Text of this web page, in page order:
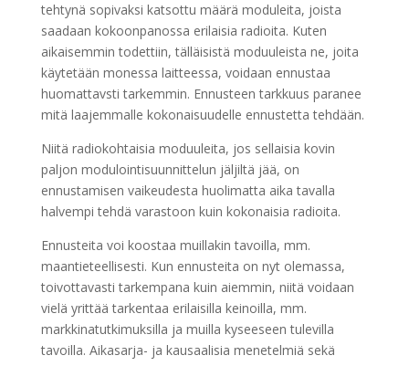
tehtynä sopivaksi katsottu määrä moduleita, joista
saadaan kokoonpanossa erilaisia radioita. Kuten
aikaisemmin todettiin, tälläisistä moduuleista ne, joita
käytetään monessa laitteessa, voidaan ennustaa
huomattavsti tarkemmin. Ennusteen tarkkuus paranee
mitä laajemmalle kokonaisuudelle ennustetta tehdään.
Niitä radiokohtaisia moduuleita, jos sellaisia kovin
paljon modulointisuunnittelun jäljiltä jää, on
ennustamisen vaikeudesta huolimatta aika tavalla
halvempi tehdä varastoon kuin kokonaisia radioita.
Ennusteita voi koostaa muillakin tavoilla, mm.
maantieteellisesti. Kun ennusteita on nyt olemassa,
toivottavasti tarkempana kuin aiemmin, niitä voidaan
vielä yrittää tarkentaa erilaisilla keinoilla, mm.
markkinatutkimuksilla ja muilla kyseeseen tulevilla
tavoilla. Aikasarja- ja kausaalisia menetelmiä sekä